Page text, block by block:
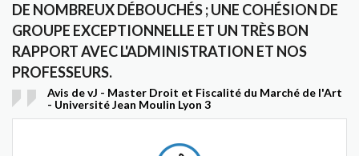
DE NOMBREUX DÉBOUCHÉS ; UNE COHÉSION DE
GROUPE EXCEPTIONNELLE ET UN TRÈS BON
RAPPORT AVEC L'ADMINISTRATION ET NOS
PROFESSEURS.
Avis de vJ - Master Droit et Fiscalité du Marché de l'Art
- Université Jean Moulin Lyon 3